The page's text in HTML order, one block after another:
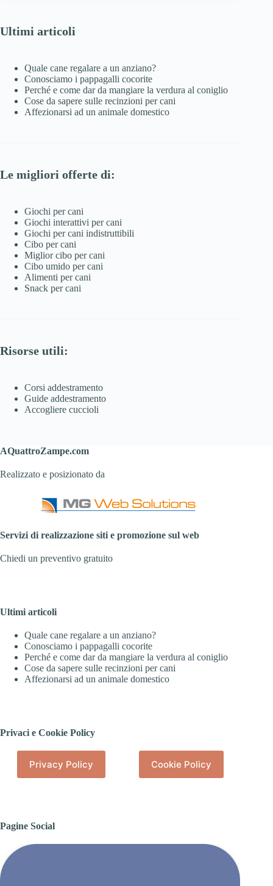
Ultimi articoli
Quale cane regalare a un anziano?
Conosciamo i pappagalli cocorite
Perché e come dar da mangiare la verdura al coniglio
Cose da sapere sulle recinzioni per cani
Affezionarsi ad un animale domestico
Le migliori offerte di:
Giochi per cani
Giochi interattivi per cani
Giochi per cani indistruttibili
Cibo per cani
Miglior cibo per cani
Cibo umido per cani
Alimenti per cani
Snack per cani
Risorse utili:
Corsi addestramento
Guide addestramento
Accogliere cuccioli
AQuattroZampe.com
Realizzato e posizionato da
Servizi di realizzazione siti e promozione sul web
Chiedi un preventivo gratuito
Ultimi articoli
Quale cane regalare a un anziano?
Conosciamo i pappagalli cocorite
Perché e come dar da mangiare la verdura al coniglio
Cose da sapere sulle recinzioni per cani
Affezionarsi ad un animale domestico
Privaci e Cookie Policy
Privacy Policy Cookie Policy
Pagine Social